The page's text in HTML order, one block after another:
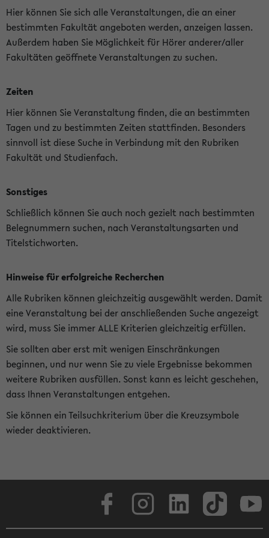
Hier können Sie sich alle Veranstaltungen, die an einer
bestimmten Fakultät angeboten werden, anzeigen lassen.
Außerdem haben Sie Möglichkeit für Hörer anderer/aller
Fakultäten geöffnete Veranstaltungen zu suchen.
Zeiten
Hier können Sie Veranstaltung finden, die an bestimmten
Tagen und zu bestimmten Zeiten stattfinden. Besonders
sinnvoll ist diese Suche in Verbindung mit den Rubriken
Fakultät und Studienfach.
Sonstiges
Schließlich können Sie auch noch gezielt nach bestimmten
Belegnummern suchen, nach Veranstaltungsarten und
Titelstichworten.
Hinweise für erfolgreiche Recherchen
Alle Rubriken können gleichzeitig ausgewählt werden. Damit
eine Veranstaltung bei der anschließenden Suche angezeigt
wird, muss Sie immer ALLE Kriterien gleichzeitig erfüllen.
Sie sollten aber erst mit wenigen Einschränkungen
beginnen, und nur wenn Sie zu viele Ergebnisse bekommen
weitere Rubriken ausfüllen. Sonst kann es leicht geschehen,
dass Ihnen Veranstaltungen entgehen.
Sie können ein Teilsuchkriterium über die Kreuzsymbole
wieder deaktivieren.